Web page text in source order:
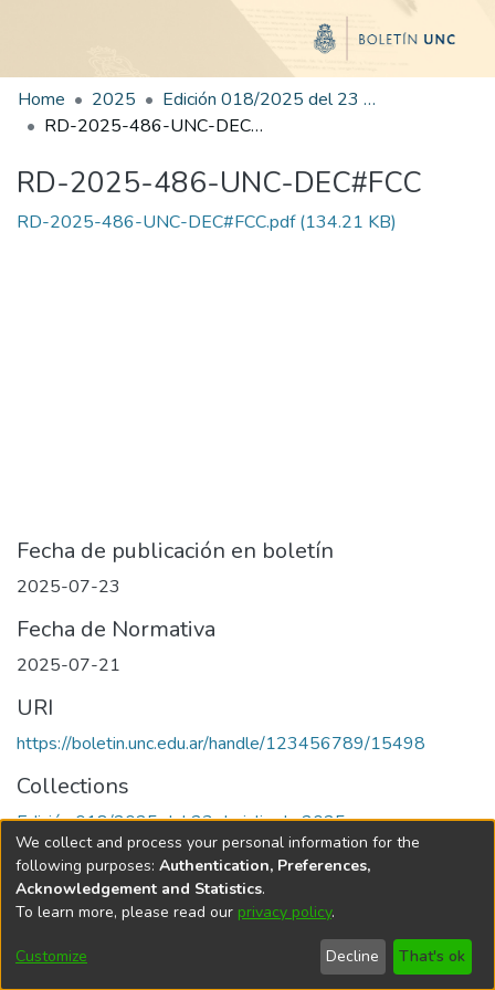
Home 2025
Edición 018/2025 del 23 de julio de 2025
RD-2025-486-UNC-DEC#FCC
RD-2025-486-UNC-DEC#FCC
RD-2025-486-UNC-DEC#FCC.pdf(134.21 KB)
Fecha de publicación en boletín
2025-07-23
Fecha de Normativa
2025-07-21
URI
https://boletin.unc.edu.ar/handle/123456789/15498
Collections
Edición 018/2025 del 23 de julio de 2025
Universidad Nacional de Córdoba
We collect and process your personal information for the
following purposes: Authentication, Preferences,
Acknowledgement and Statistics.
To learn more, please read our privacy policy.
Customize Decline That's ok